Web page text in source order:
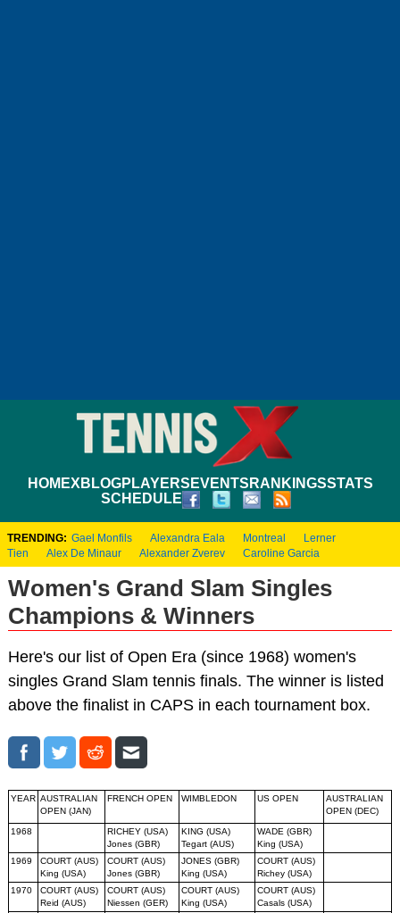
HOMEXBLOGPLAYERS EVENTS RANKINGSSTATS
SCHEDULE
TRENDING: Gael Monfils Alexandra Eala Montreal
Lerner
Tien
Alex De Minaur Alexander Zverev Caroline Garcia
Women's Grand Slam Singles
Champions & Winners
Here's our list of Open Era (since 1968) women's
singles Grand Slam tennis finals. The winner is listed
above the finalist in CAPS in each tournament box.
YEAR AUSTRALIAN
OPEN (JAN)
FRENCH OPEN WIMBLEDON US OPEN
AUSTRALIAN
OPEN (DEC)
1968
RICHEY (USA)
Jones (GBR)
KING (USA)
Tegart (AUS)
WADE (GBR)
King (USA)
1969
COURT (AUS)
King (USA)
COURT (AUS)
Jones (GBR)
JONES (GBR)
King (USA)
COURT (AUS)
Richey (USA)
1970
COURT (AUS)
Reid (AUS)
COURT (AUS)
Niessen (GER)
COURT (AUS)
King (USA)
COURT (AUS)
Casals (USA)